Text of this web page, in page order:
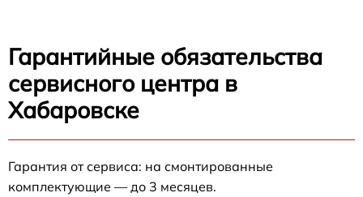
Гарантийные обязательства
сервисного центра в
Хабаровске
Гарантия от сервиса: на смонтированные
комплектующие — до 3 месяцев.